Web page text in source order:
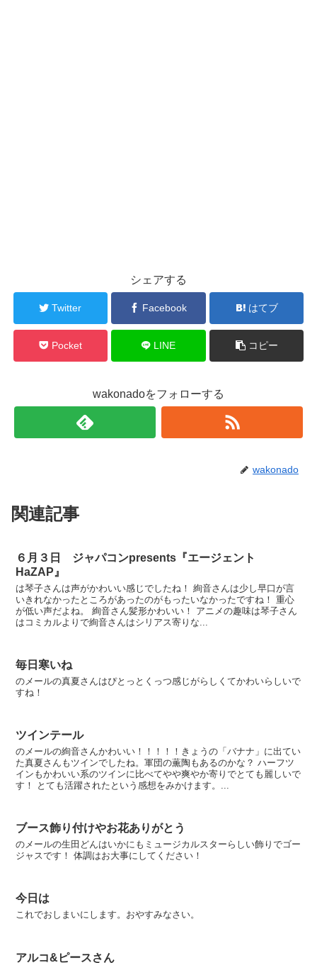
シェアする
Twitter Facebook はてブ
Pocket LINE コピー
wakonadoをフォローする
wakonado
関連記事
６月３日 ジャパコンpresents『エージェント
HaZAP』
は琴子さんは声がかわいい感じでしたね！ 絢音さんは少し早口が言
いきれなかったところがあったのがもったいなかったですね！ 重心
が低い声だよね。 絢音さん髪形かわいい！ アニメの趣味は琴子さん
はコミカルよりで絢音さんはシリアス寄りな...
毎日寒いね
のメールの真夏さんはぴとっとくっつ感じがらしくてかわいらしいで
すね！
ツインテール
のメールの絢音さんかわいい！！！！！きょうの「バナナ」に出てい
た真夏さんもツインでしたね。軍団の薫陶もあるのかな？ ハーフツ
インもかわいい系のツインに比べてやや爽やか寄りでとても麗しいで
す！ とても活躍されたという感想をみかけます。...
ブース飾り付けやお花ありがとう
のメールの生田どんはいかにもミュージカルスターらしい飾りでゴー
ジャスです！ 体調はお大事にしてください！
今日は
これでおしまいにします。おやすみなさい。
アルコ&ピースさん